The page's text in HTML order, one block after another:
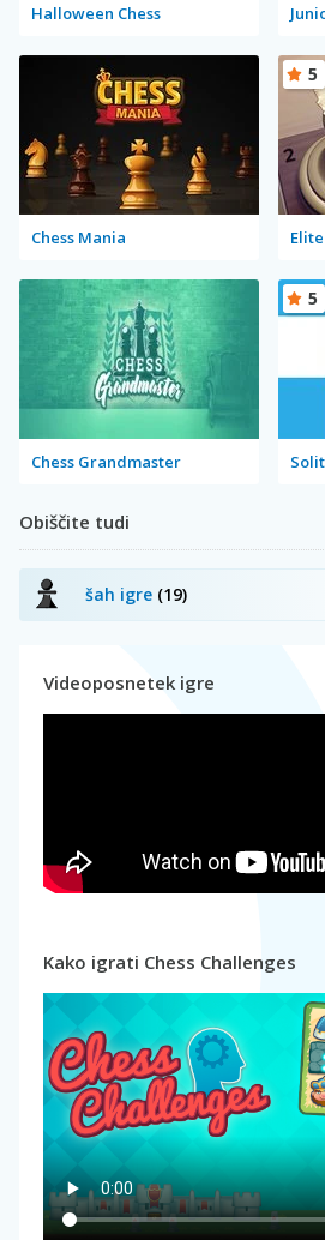
Halloween Chess
Chess Mania
5
Chess Grandmaster
5
Obiščite tudi
šah igre (19)
Videoposnetek igre
Kako igrati Chess Challenges